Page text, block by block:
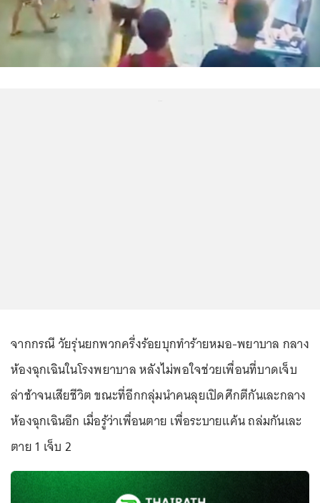
จากกรณี วัยรุ่นยกพวกครึ่งร้อยบุกทำร้ายหมอ-พยาบาล กลาง
ห้องฉุกเฉินในโรงพยาบาล หลังไม่พอใจช่วยเพื่อนที่บาดเจ็บ
ล่าช้าจนเสียชีวิต ขณะที่อีกกลุ่มนำคนลุยเปิดศึกตีกันเละกลาง
ห้องฉุกเฉินอีก เมื่อรู้ว่าเพื่อนตาย เพื่อระบายแค้น ถล่มกันเละ
ตาย 1 เจ็บ 2